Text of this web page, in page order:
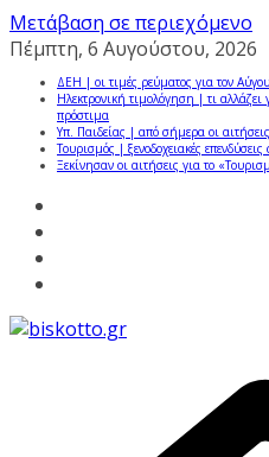
Μετάβαση σε περιεχόμενο
Πέμπτη, 6 Αυγούστου, 2026
ΔΕΗ | οι τιμές ρεύματος για τον
Ηλεκτρονική τιμολόγηση | τι αλλάζει
πρόστιμα
Υπ. Παιδείας | από σήμερα οι
Τουρισμός | ξενοδοχειακές
Ξεκίνησαν οι αιτήσεις για το